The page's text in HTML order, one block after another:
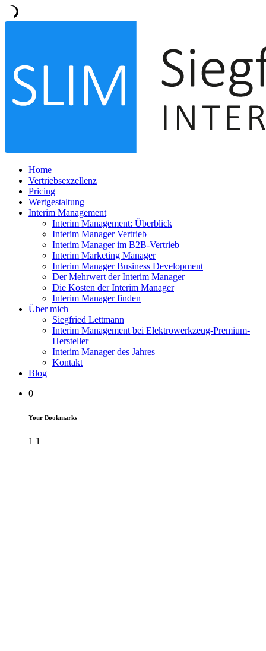
Home
Vertriebsexzellenz
Pricing
Wertgestaltung
Interim Management
Interim Management: Überblick
Interim Manager Vertrieb
Interim Manager im B2B-Vertrieb
Interim Marketing Manager
Interim Manager Business Development
Der Mehrwert der Interim Manager
Die Kosten der Interim Manager
Interim Manager finden
Über mich
Siegfried Lettmann
Interim Management bei Elektrowerkzeug-Premium-
Hersteller
Interim Manager des Jahres
Kontakt
Blog
0
Your Bookmarks
1 1